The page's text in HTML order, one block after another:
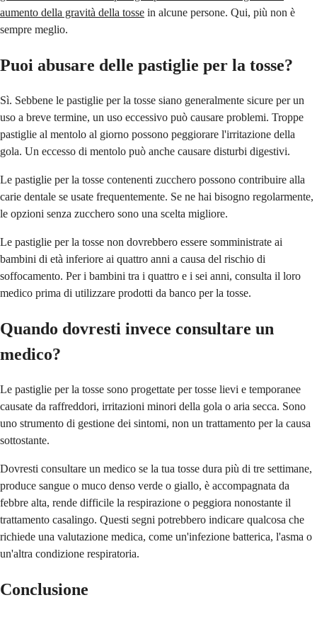
aumento della gravità della tosse in alcune persone. Qui, più non è
sempre meglio.
Puoi abusare delle pastiglie per la tosse?
Sì. Sebbene le pastiglie per la tosse siano generalmente sicure per un
uso a breve termine, un uso eccessivo può causare problemi. Troppe
pastiglie al mentolo al giorno possono peggiorare l'irritazione della
gola. Un eccesso di mentolo può anche causare disturbi digestivi.
Le pastiglie per la tosse contenenti zucchero possono contribuire alla
carie dentale se usate frequentemente. Se ne hai bisogno regolarmente,
le opzioni senza zucchero sono una scelta migliore.
Le pastiglie per la tosse non dovrebbero essere somministrate ai
bambini di età inferiore ai quattro anni a causa del rischio di
soffocamento. Per i bambini tra i quattro e i sei anni, consulta il loro
medico prima di utilizzare prodotti da banco per la tosse.
Quando dovresti invece consultare un
medico?
Le pastiglie per la tosse sono progettate per tosse lievi e temporanee
causate da raffreddori, irritazioni minori della gola o aria secca. Sono
uno strumento di gestione dei sintomi, non un trattamento per la causa
sottostante.
Dovresti consultare un medico se la tua tosse dura più di tre settimane,
produce sangue o muco denso verde o giallo, è accompagnata da
febbre alta, rende difficile la respirazione o peggiora nonostante il
trattamento casalingo. Questi segni potrebbero indicare qualcosa che
richiede una valutazione medica, come un'infezione batterica, l'asma o
un'altra condizione respiratoria.
Conclusione